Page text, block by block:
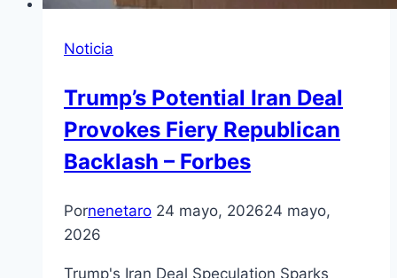
Noticia
Trump’s Potential Iran Deal
Provokes Fiery Republican
Backlash – Forbes
Pornenetaro 24 mayo, 202624 mayo,
2026
Trump's Iran Deal Speculation Sparks